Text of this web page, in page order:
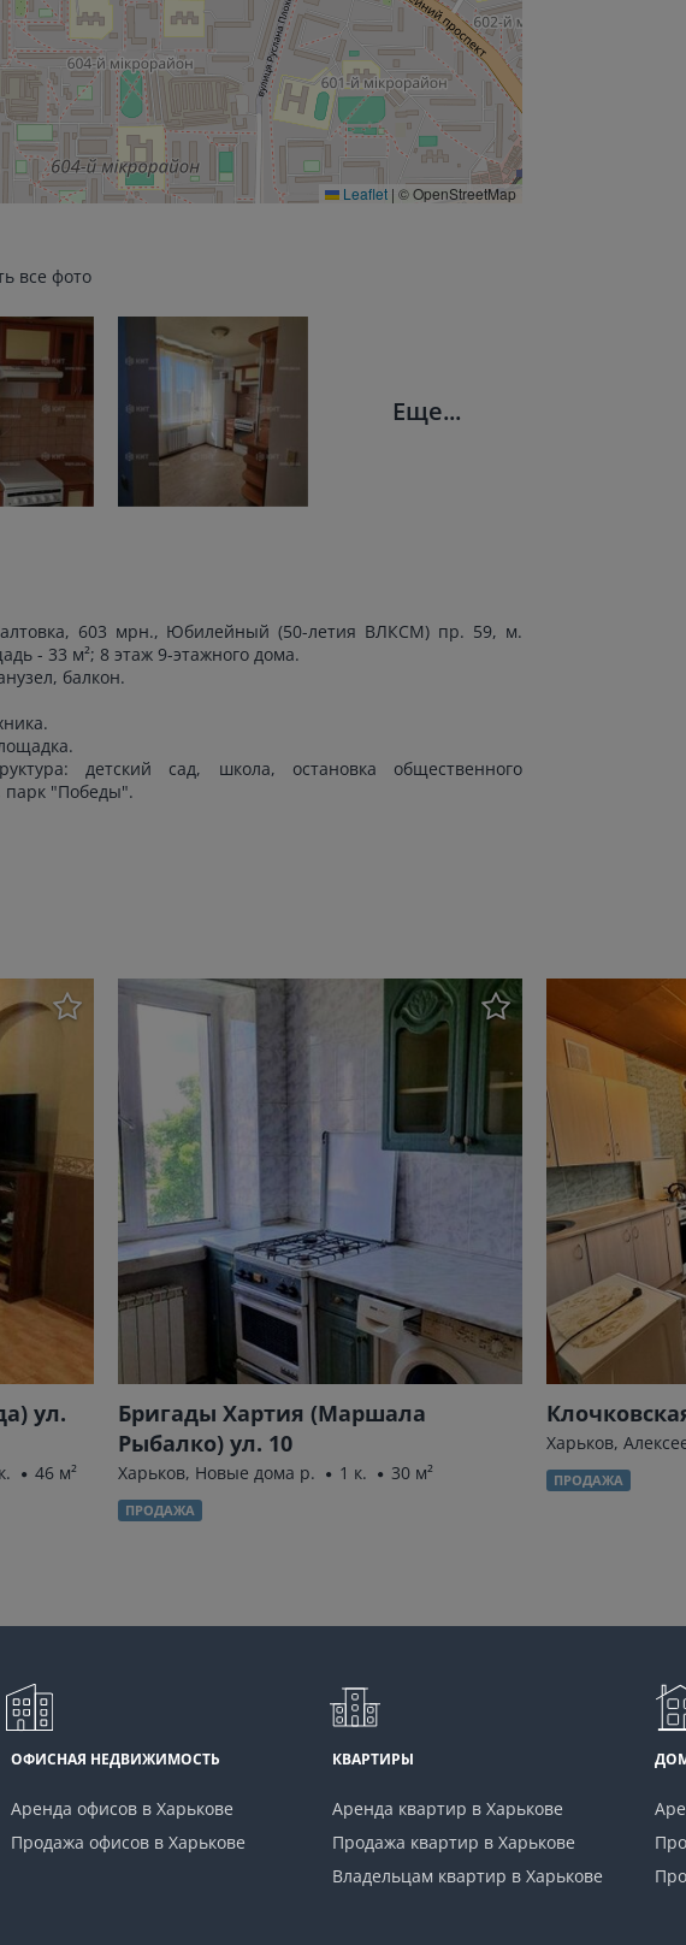
Leaflet | © OpenStreetMap
все фото
Еще...
603 мрн., Юбилейный (50-летия ВЛКСМ) пр. 59, м.
- 33 м²; 8 этаж 9-этажного дома.
балкон.
детский сад, школа, остановка общественного
парк "Победы".
ул.
46 м²
Бригады Хартия (Маршала
Рыбалко) ул. 10
Харьков, Новые дома р. 1 к. 30 м²
ПРОДАЖА
Харьков,
ПРОДАЖА
ОФИСНАЯ НЕДВИЖИМОСТЬ
Аренда офисов в Харькове
Продажа офисов в Харькове
КВАРТИРЫ
Аренда квартир в Харькове
Продажа квартир в Харькове
Владельцам квартир в Харькове